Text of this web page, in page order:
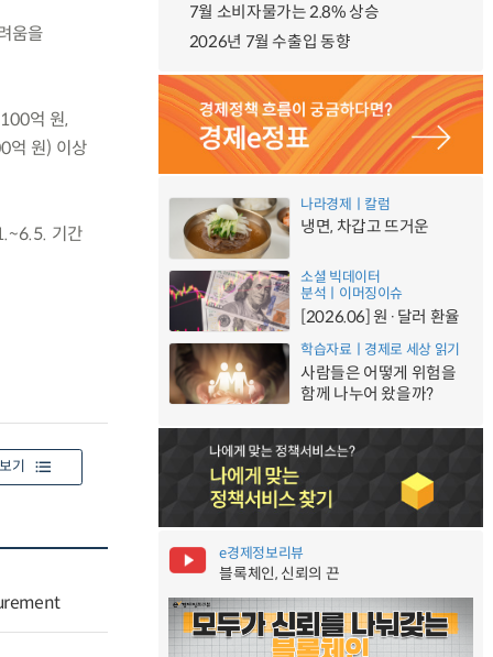
움을
억 원,
억 원) 이상
기간
기
7월 소비자물가는 2.8% 상승
2026년 7월 수출입 동향
나라경제ㅣ칼럼
냉면, 차갑고 뜨거운
소셜 빅데이터
분석ㅣ이머징이슈
[2026.06] 원·달러 환율
학습자료ㅣ경제로 세상 읽기
사람들은 어떻게 위험을
함께 나누어 왔을까?
e경제정보리뷰
블록체인, 신뢰의 끈